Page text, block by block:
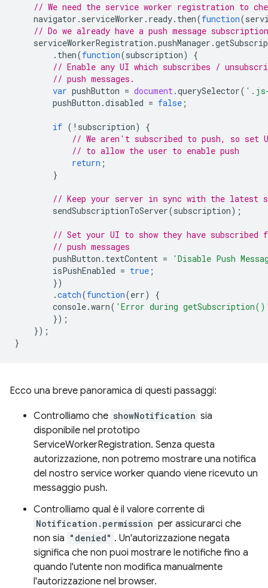
// We need the service worker registration to
navigator . serviceWorker . ready. then(function(
// Do we already have a push message
serviceWorkerRegistration .pushManager .
. then(function(subscription)
{
// Enable any UI which subscribes /
// push messages.
var pushButton = document .querySelector( '.js-
pushButton .disabled = false ;
if ( ! subscription)
{
// We aren't subscribed to push, so set
// to allow the user to enable push
return ;
}
// Keep your server in sync with the latest
sendSubscriptionToServer(subscription);
// Set your UI to show they have subscribed
// push messages
pushButton . textContent =
'Disable Push
isPushEnabled = true ;
})
.catch(function(err)
{
console.warn( 'Error during
});
});
}
Ecco una breve panoramica di questi passaggi:
Controlliamo che showNotification sia
disponibile nel prototipo
ServiceWorkerRegistration. Senza questa
autorizzazione, non potremo mostrare una notifica
del nostro service worker quando viene ricevuto un
messaggio push.
Controlliamo qual è il valore corrente di
Notification.permission per assicurarci che
non sia "denied" . Un'autorizzazione negata
significa che non puoi mostrare le notifiche fino a
quando l'utente non modifica manualmente
l'autorizzazione nel browser.